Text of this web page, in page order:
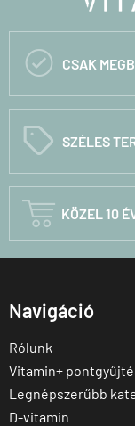
 CSAK
C SZÉLES
 KÖZEL 10
Navigáció
Rólunk
Vitamin+
Legnépszerűbb
D-vitamin